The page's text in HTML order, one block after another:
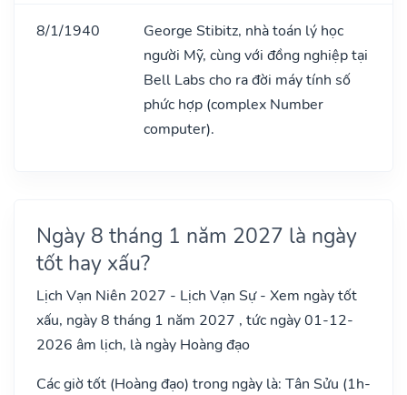
8/1/1940
George Stibitz, nhà toán lý học
người Mỹ, cùng với đồng nghiệp tại
Bell Labs cho ra đời máy tính số
phức hợp (complex Number
computer).
Ngày 8 tháng 1 năm 2027 là ngày
tốt hay xấu?
Lịch Vạn Niên 2027 - Lịch Vạn Sự - Xem ngày tốt
xấu, ngày 8 tháng 1 năm 2027 , tức ngày 01-12-
2026 âm lịch, là ngày Hoàng đạo
Các giờ tốt (Hoàng đạo) trong ngày là: Tân Sửu (1h-